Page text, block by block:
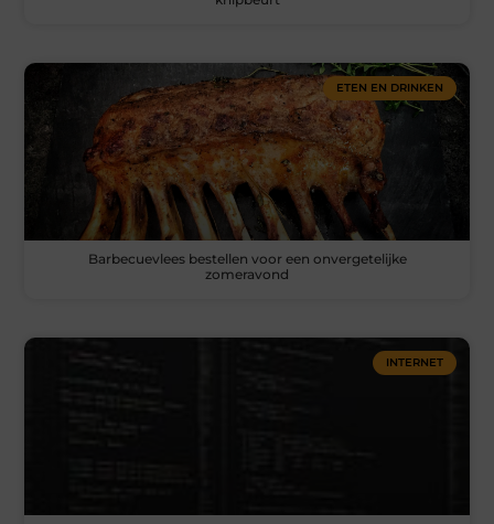
ETEN EN DRINKEN
Barbecuevlees bestellen voor een onvergetelijke
zomeravond
INTERNET